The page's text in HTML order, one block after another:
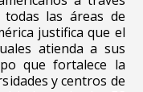
las áreas de
justifica que el
atienda a sus
que fortalece la
y centros de